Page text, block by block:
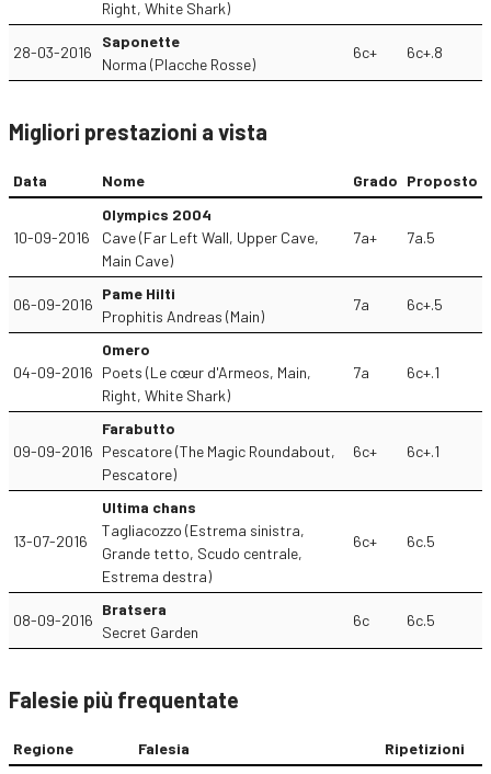
Right, White Shark)
28-03-2016
Saponette
Norma (Placche Rosse)
6c+ 6c+.8
Migliori prestazioni a vista
Data Nome Grado Proposto
10-09-2016
Olympics 2004
Cave (Far Left Wall, Upper Cave,
Main Cave)
7a+ 7a.5
06-09-2016
Pame Hilti
Prophitis Andreas (Main)
7a 6c+.5
04-09-2016
Omero
Poets (Le cœur d'Armeos, Main,
Right, White Shark)
7a 6c+.1
09-09-2016
Farabutto
Pescatore (The Magic Roundabout,
Pescatore)
6c+ 6c+.1
13-07-2016
Ultima chans
Tagliacozzo (Estrema sinistra,
Grande tetto, Scudo centrale,
Estrema destra)
6c+ 6c.5
08-09-2016
Bratsera
Secret Garden
6c 6c.5
Falesie più frequentate
Regione Falesia
Ripetizioni